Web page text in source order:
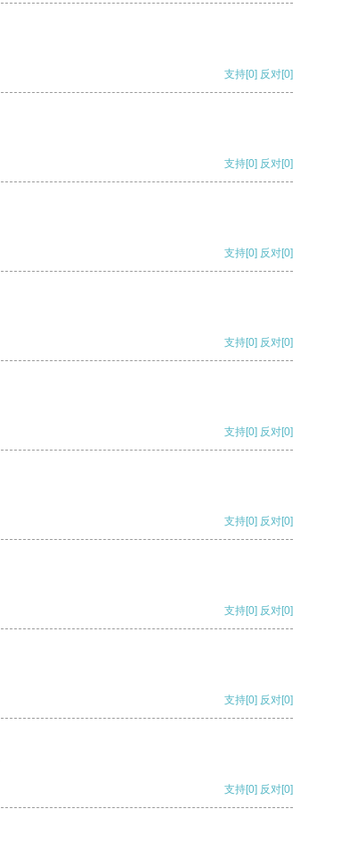
支持[0] 反对[0]
支持[0] 反对[0]
支持[0] 反对[0]
支持[0] 反对[0]
支持[0] 反对[0]
支持[0] 反对[0]
支持[0] 反对[0]
支持[0] 反对[0]
支持[0] 反对[0]